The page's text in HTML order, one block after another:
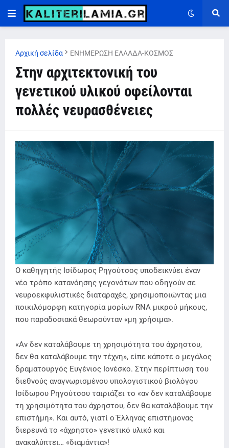
Αρχική σελίδα ΕΝΗΜΕΡΩΣΗ ΕΛΛΑΔΑ-ΚΟΣΜΟΣ
Στην αρχιτεκτονική του
γενετικού υλικού οφείλονται
πολλές νευρασθένειες
Ο καθηγητής Ισίδωρος Ρηγούτσος υποδεικνύει έναν
νέο τρόπο κατανόησης γεγονότων που οδηγούν σε
νευροεκφυλιστικές διαταραχές, χρησιμοποιώντας μια
ποικιλόμορφη κατηγορία μορίων RNA μικρού μήκους,
που παραδοσιακά θεωρούνταν «μη χρήσιμα».
«Αν δεν καταλάβουμε τη χρησιμότητα του άχρηστου,
δεν θα καταλάβουμε την τέχνη», είπε κάποτε ο μεγάλος
δραματουργός Ευγένιος Ιονέσκο. Στην περίπτωση του
διεθνούς αναγνωρισμένου υπολογιστικού βιολόγου
Ισίδωρου Ρηγούτσου ταιριάζει το «αν δεν καταλάβουμε
τη χρησιμότητα του άχρηστου, δεν θα καταλάβουμε την
επιστήμη». Και αυτό, γιατί ο Έλληνας επιστήμονας
διερευνά το «άχρηστο» γενετικό υλικό και
ανακαλύπτει… «διαμάντια»!